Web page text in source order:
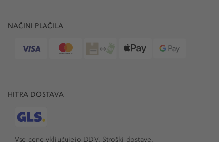
NAČINI PLAČILA
HITRA DOSTAVA
Vse cene vključujejo DDV. Stroški dostave.